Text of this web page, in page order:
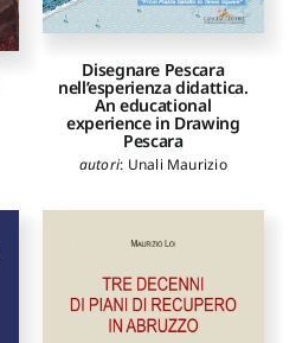
Disegnare Pescara
nell’esperienza didattica.
An educational
experience in Drawing
Pescara
autori: Unali Maurizio